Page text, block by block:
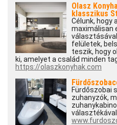
Olasz
klasszikus
Célunk, hogy
maximálisan
felületek,
teszik, hogy
ki, amelyet a család minden
https://olaszkonyhak.com
Fürdőszobai
zuhanyzók,
választékával.